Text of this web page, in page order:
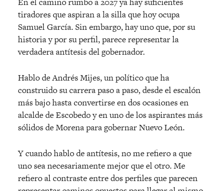
tiradores que aspiran a la silla que hoy ocupa
Samuel García. Sin embargo, hay uno que, por su
historia y por su perfil, parece representar la
verdadera antítesis del gobernador.
Hablo de Andrés Mijes, un político que ha
construido su carrera paso a paso, desde el escalón
más bajo hasta convertirse en dos ocasiones en
alcalde de Escobedo y en uno de los aspirantes más
sólidos de Morena para gobernar Nuevo León.
Y cuando hablo de antítesis, no me refiero a que
uno sea necesariamente mejor que el otro. Me
refiero al contraste entre dos perfiles que parecen